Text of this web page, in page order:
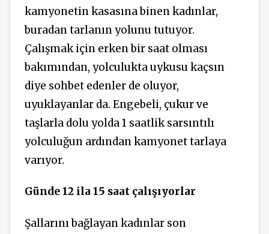
kamyonetin kasasına binen kadınlar,
buradan tarlanın yolunu tutuyor.
Çalışmak için erken bir saat olması
bakımından, yolculukta uykusu kaçsın
diye sohbet edenler de oluyor,
uyuklayanlar da. Engebeli, çukur ve
taşlarla dolu yolda 1 saatlik sarsıntılı
yolculuğun ardından kamyonet tarlaya
varıyor.
Günde 12 ila 15 saat çalışıyorlar
Şallarını bağlayan kadınlar son